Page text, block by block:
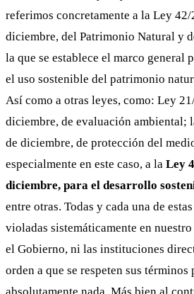
referimos concretamente a la Ley 42/
diciembre, del Patrimonio Natural y
la que se establece el marco general
el uso sostenible del patrimonio
Así como a otras leyes, como: Ley
diciembre, de evaluación ambiental;
de diciembre, de protección del
especialmente en este caso, a la Ley
diciembre, para el desarrollo
entre otras. Todas y cada una de
violadas sistemáticamente en
el Gobierno, ni las instituciones
orden a que se respeten sus términos